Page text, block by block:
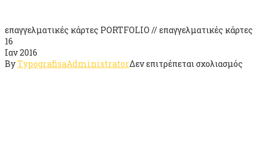
επαγγελματικές κάρτες PORTFOLIO // επαγγελματικές κάρτες
16
Ιαν 2016
ByTypografisaAdministratorΔεν επιτρέπεται σχολιασμός